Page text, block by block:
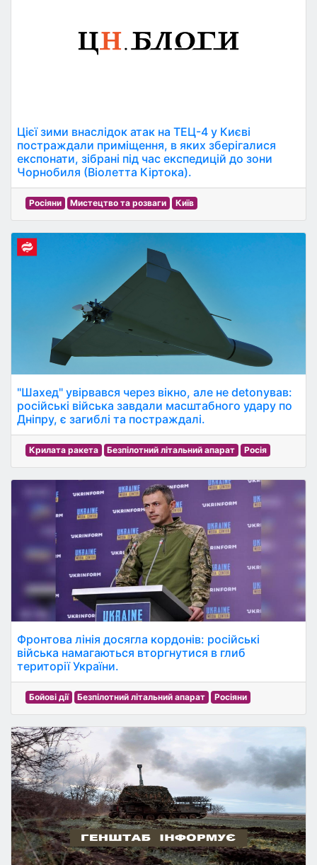
Цієї зими внаслідок атак на ТЕЦ-4 у Києві
постраждали приміщення, в яких зберігалися
експонати, зібрані під час експедицій до зони
Чорнобиля (Віолетта Кіртока).
Росіяни Мистецтво та розваги Київ
"Шахед" увірвався через вікно, але не detonував:
російські війська завдали масштабного удару по
Дніпру, є загиблі та постраждалі.
Крилата ракета Безпілотний літальний апарат Росія
Фронтова лінія досягла кордонів: російські
війська намагаються вторгнутися в глиб
території України.
Бойові дії Безпілотний літальний апарат Росіяни